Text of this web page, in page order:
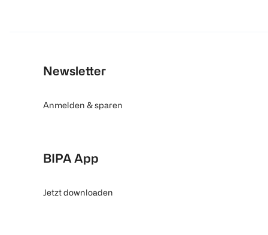
Newsletter
Anmelden & sparen
BIPA App
Jetzt downloaden